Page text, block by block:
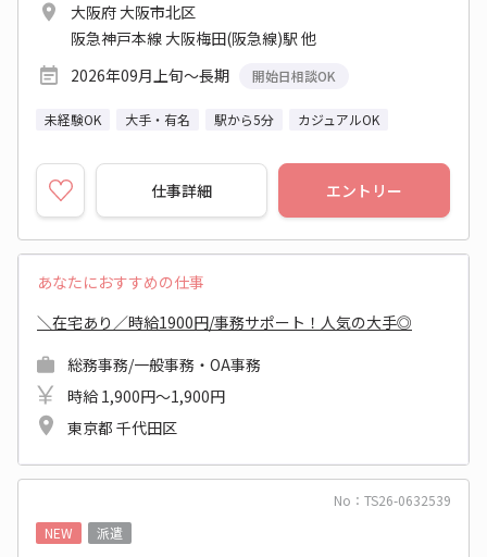
大阪府 大阪市北区
阪急神戸本線 大阪梅田(阪急線)駅 他
2026年09月上旬～長期
開始日相談OK
未経験OK 大手・有名 駅から5分 カジュアルOK
仕事詳細 エントリー
あなたにおすすめの仕事
＼在宅あり／時給1900円/事務サポート！人気の大手◎
総務事務/一般事務・OA事務
時給 1,900円～1,900円
東京都 千代田区
No：TS26-0632539
NEW
派遣